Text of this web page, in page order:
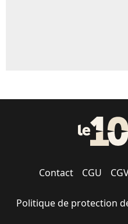
Contact CGU
Politique de protection